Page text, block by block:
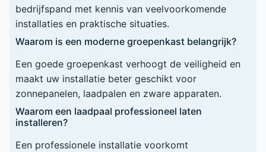
bedrijfspand met kennis van veelvoorkomende
installaties en praktische situaties.
Waarom is een moderne groepenkast belangrijk?
Een goede groepenkast verhoogt de veiligheid en
maakt uw installatie beter geschikt voor
zonnepanelen, laadpalen en zware apparaten.
Waarom een laadpaal professioneel laten
installeren?
Een professionele installatie voorkomt